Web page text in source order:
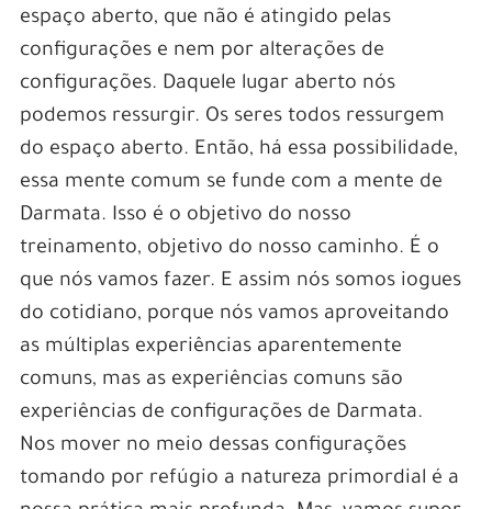
espaço aberto, que não é atingido pelas
configurações e nem por alterações de
configurações. Daquele lugar aberto nós
podemos ressurgir. Os seres todos ressurgem
do espaço aberto. Então, há essa possibilidade,
essa mente comum se funde com a mente de
Darmata. Isso é o objetivo do nosso
treinamento, objetivo do nosso caminho. É o
que nós vamos fazer. E assim nós somos iogues
do cotidiano, porque nós vamos aproveitando
as múltiplas experiências aparentemente
comuns, mas as experiências comuns são
experiências de configurações de Darmata.
Nos mover no meio dessas configurações
tomando por refúgio a natureza primordial é a